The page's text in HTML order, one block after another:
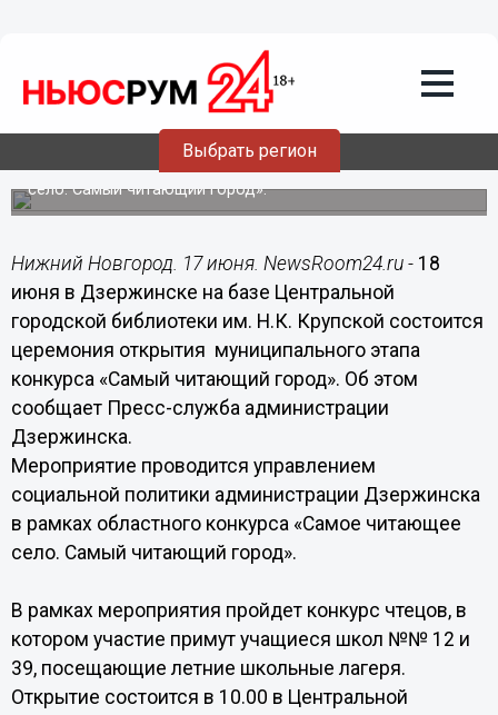
Выбрать регион
В Дзержинске проходит
муниципальный этап конкурса «Самый
читающий город»
Мероприятие проводится в рамках регионального
конкурса Нижегородской области «Самое читающее
село. Самый читающий город».
Нижний Новгород. 17 июня. NewsRoom24.ru - 18
июня в Дзержинске на базе Центральной
городской библиотеки им. Н.К. Крупской состоится
церемония открытия муниципального этапа
конкурса «Самый читающий город». Об этом
сообщает Пресс-служба администрации
Дзержинска.
Мероприятие проводится управлением
социальной политики администрации Дзержинска
в рамках областного конкурса «Самое читающее
село. Самый читающий город».
В рамках мероприятия пройдет конкурс чтецов, в
котором участие примут учащиеся школ №№ 12 и
39, посещающие летние школьные лагеря.
Открытие состоится в 10.00 в Центральной